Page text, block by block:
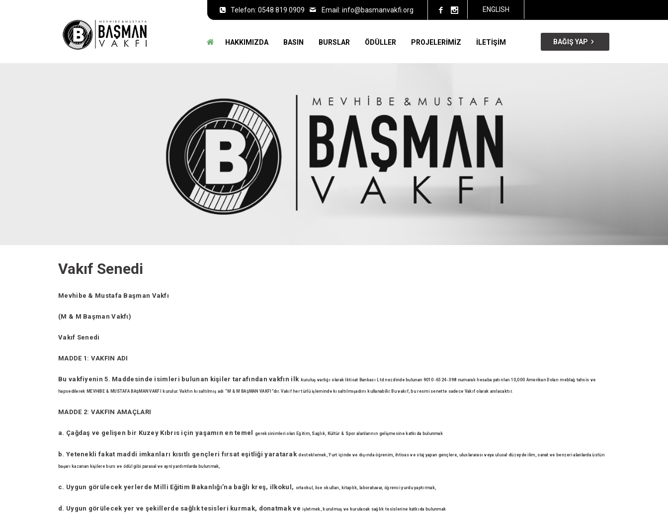
Telefon: 0548 819 0909 Email: info@basmanvakfi.org ENGLISH
HAKKIMIZDA BASIN BURSLAR ÖDÜLLER PROJELERİMİZ İLETİŞİM BAĞIŞ YAP
Vakıf Senedi
Mevhibe & Mustafa Başman Vakfı
(M & M Başman Vakfı)
Vakıf Senedi
MADDE 1: VAKFIN ADI
Bu vakfiyenin 5. Maddesinde isimleri bulunan kişiler tarafından vakfın ilk kuruluş varlığı olarak İktisat Bankası Ltd nezdinde bulunan 9010-6524-398 numaralı hesaba yatırılan 10,000 Amerikan Doları meblağ tahsis ve
hapsedilerek MEVHİBE & MUSTAFA BAŞMAN VAKFI kurulur. Vakfın kısaltılmış adı “M & M BAŞMAN VAKFI”dır. Vakıf her türlü işleminde kısaltılmışadını kullanabilir. Bu vakıf, bu resmi senette sadece Vakıf olarak anılacaktır.
MADDE 2: VAKFIN AMAÇLARI
a. Çağdaş ve gelişen bir Kuzey Kıbrıs için yaşamın en temel gereksinimleri olan Eğitim, Sağlık, Kültür & Spor alanlarının gelişmesine katkıda bulunmak
b. Yetenekli fakat maddi imkanları kısıtlı gençleri fırsat eşitliği yaratarakdesteklemek, Yurt içinde ve dışında öğrenim, ihtisas ve staj yapan gençlere, uluslararası veya ulusal düzeyde ilim, sanat ve benzerialanlarda üstün
başarı kazanan kişilere burs ve ödül gibi parasal ve ayniyardımlarda bulunmak,
c. Uygun görülecek yerlerde Milli Eğitim Bakanlığı’na bağlı kreş, ilkokul, ortaokul, lise okulları, kitaplık, laboratuvar, öğrenci yurdu yaptırmak,
d. Uygun görülecek yer ve şekillerde sağlık tesisleri kurmak, donatmak veişletmek, kurulmuş ve kurulacak sağlık tesislerine katkıda bulunmak